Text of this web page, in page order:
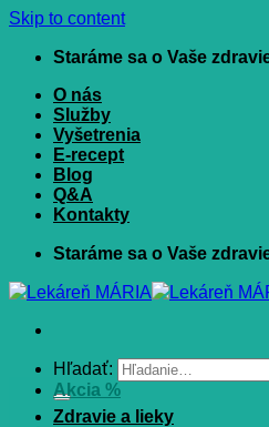
Skip to content
Staráme sa o Vaše
O nás
Služby
Vyšetrenia
E-recept
Blog
Q&A
Kontakty
Staráme sa o Vaše
Hľadať:
Akcia %
Zdravie a lieky